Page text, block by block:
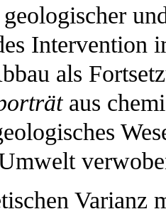
Intervention
als
aus
Varianz